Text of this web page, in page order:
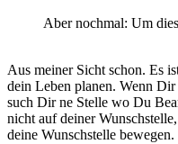
Aber nochmal: Um
Aus meiner Sicht schon. Es
dein Leben planen. Wenn
such Dir ne Stelle wo Du
nicht auf deiner
deine Wunschstelle bewegen.